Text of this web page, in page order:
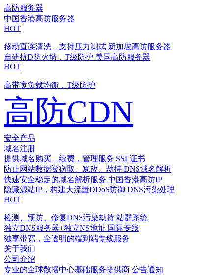
高防服务器
中国香港高防服务器
HOT
移动直连清洗，支持压力测试 新加坡高防服务器
自研抗D防火墙，T级防护 美国高防服务器
HOT
高带宽负载均衡，T级防护
高防CDN
安全产品
域名注册
提供域名购买，续费，管理服务 SSL证书
防止网站数据被窃取、篡改、劫持 DNS域名解析
快速安全稳定的域名解析服务 中国香港高防IP
隐藏源站IP，构建大流量DDoS防御 DNS污染处理
HOT
检测、预防、修复DNS污染劫持 站群系统
独立DNS服务器+独立NS地址 国际专线
独享带宽，全透明的端到端专线服务
关于我们
公司介绍
专业的全球数据中心基础服务提供商 公告通知